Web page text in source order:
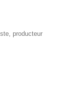
producteur